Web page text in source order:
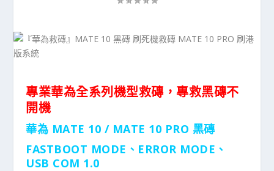
專業華為全系列機型救磚，專救黑磚不
開機
華為 MATE 10 / MATE 10 PRO 黑磚
FASTBOOT MODE、ERROR MODE、
USB COM 1.0